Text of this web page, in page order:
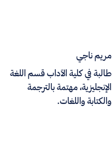
مريم ناجي
طالبة في كلية الآداب قسم اللغة
الإنجليزية، مهتمة بالترجمة
والكتابة واللغات.